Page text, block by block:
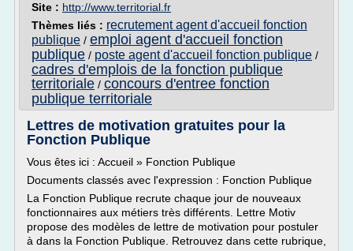
Site : http://www.territorial.fr
Thèmes liés : recrutement agent d'accueil fonction
publique / emploi agent d'accueil fonction
publique / poste agent d'accueil fonction publique /
cadres d'emplois de la fonction publique
territoriale / concours d'entree fonction
publique territoriale
Lettres de motivation gratuites pour la
Fonction Publique
Vous êtes ici : Accueil » Fonction Publique
Documents classés avec l'expression : Fonction Publique
La Fonction Publique recrute chaque jour de nouveaux
fonctionnaires aux métiers très différents. Lettre Motiv
propose des modèles de lettre de motivation pour postuler
à dans la Fonction Publique. Retrouvez dans cette rubrique,